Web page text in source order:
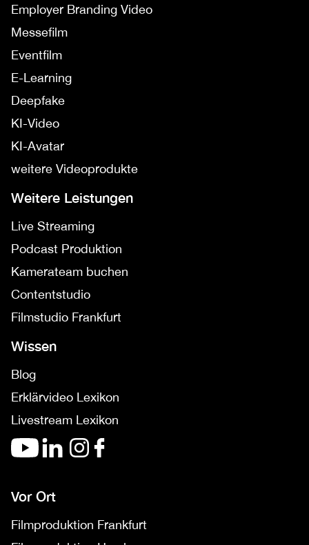
Employer Branding Video
Messefilm
Eventfilm
E-Learning
Deepfake
KI-Video
KI-Avatar
weitere Videoprodukte
Weitere Leistungen
Live Streaming
Podcast Produktion
Kamerateam buchen
Contentstudio
Filmstudio Frankfurt
Wissen
Blog
Erklärvideo Lexikon
Livestream Lexikon
Vor Ort
Filmproduktion Frankfurt